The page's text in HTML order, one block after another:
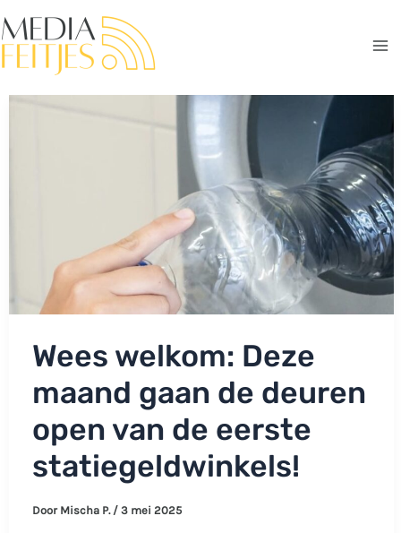
naar
de
Wees welkom: Deze
maand gaan de deuren
open van de eerste
statiegeldwinkels!
Door Mischa P. / 3 mei 2025